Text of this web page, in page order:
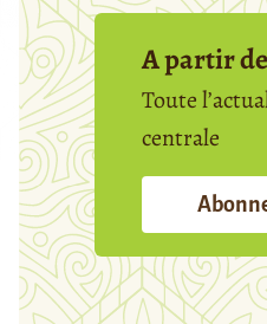
A partir
Toute
centrale